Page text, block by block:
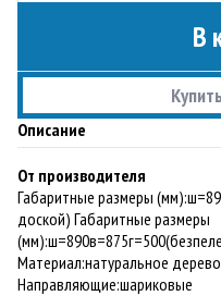
В
Описание
От производителя
Габаритные размеры
доской) Габаритные размеры
Материал:натуральное
Направляющие:шариковые